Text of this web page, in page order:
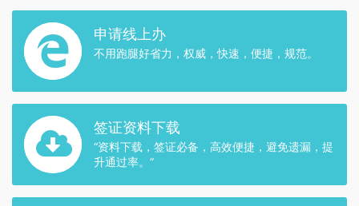
申请线上办
不用跑腿好省力，权威，快速，便捷，规范。
签证资料下载
“资料下载，签证必备，高效便捷，避免遗漏，提
升通过率。”